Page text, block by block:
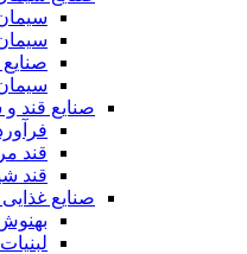
صنایع قند
قند
قند
صنایع